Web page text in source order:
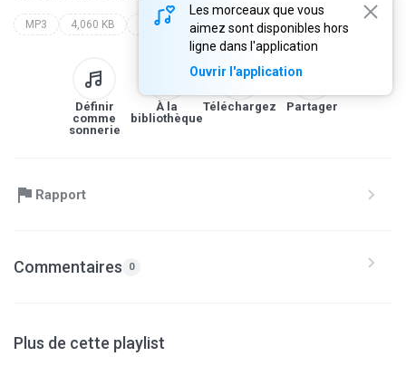
Les morceaux que vous
aimez sont disponibles hors
ligne dans l'application
Ouvrir l'application
MP3 4,060 KB Blues
Définir
comme
sonnerie
À la
bibliothèque
Téléchargez Partager
Rapport
Commentaires 0
Plus de cette playlist